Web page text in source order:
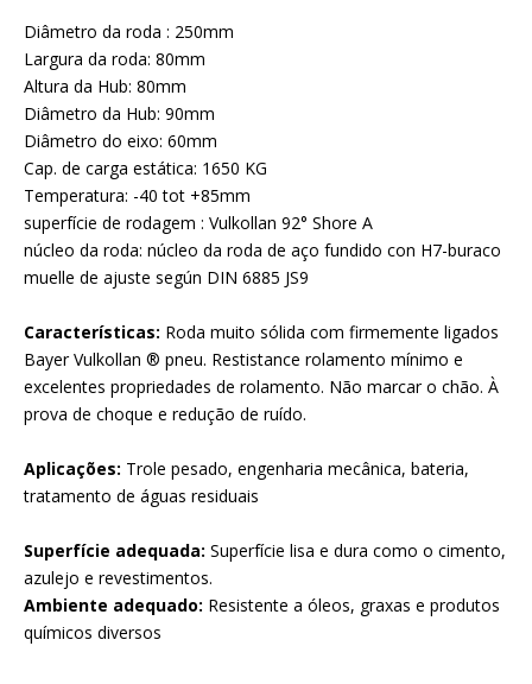
Diâmetro da roda : 250mm
Largura da roda: 80mm
Altura da Hub: 80mm
Diâmetro da Hub: 90mm
Diâmetro do eixo: 60mm
Cap. de carga estática: 1650 KG
Temperatura: -40 tot +85mm
superfície de rodagem : Vulkollan 92° Shore A
núcleo da roda: núcleo da roda de aço fundido con H7-buraco
muelle de ajuste según DIN 6885 JS9
Características: Roda muito sólida com firmemente ligados
Bayer Vulkollan ® pneu. Restistance rolamento mínimo e
excelentes propriedades de rolamento. Não marcar o chão. À
prova de choque e redução de ruído.
Aplicações: Trole pesado, engenharia mecânica, bateria,
tratamento de águas residuais
Superfície adequada: Superfície lisa e dura como o cimento,
azulejo e revestimentos.
Ambiente adequado: Resistente a óleos, graxas e produtos
químicos diversos